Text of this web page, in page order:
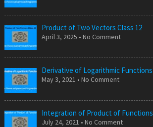
Product of Two Vectors Class 12
April 3, 2025 • No Comment
Derivative of Logarithmic Functions
May 3, 2021 • No Comment
Integration of Product of Functions
July 24, 2021 • No Comment